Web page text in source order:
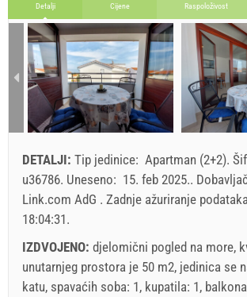
Detalji Cijene Raspoloživost
DETALJI: Tip jedinice: Apartman (2+2).
u36786. Uneseno: 15. feb 2025..
Link.com AdG . Zadnje ažuriranje
18:04:31.
IZDVOJENO: djelomični pogled na more,
unutarnjeg prostora je 50 m2, jedinica se
katu, spavaćih soba: 1, kupatila: 1,